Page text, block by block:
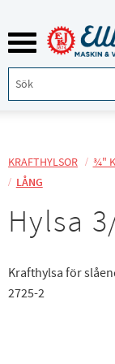
Meny
KRAFTHYLSOR ¾"
LÅNG
Hylsa
Krafthylsa för
2725-2